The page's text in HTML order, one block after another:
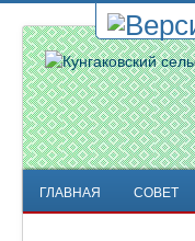
ГЛАВНАЯ СОВЕТ